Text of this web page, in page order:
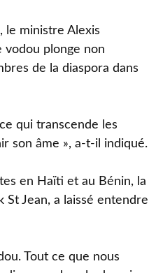
le ministre Alexis
plonge non
de la diaspora dans
qui transcende les
son âme », a-t-il indiqué.
en Haïti et au Bénin, la
St Jean, a laissé entendre
Tout ce que nous